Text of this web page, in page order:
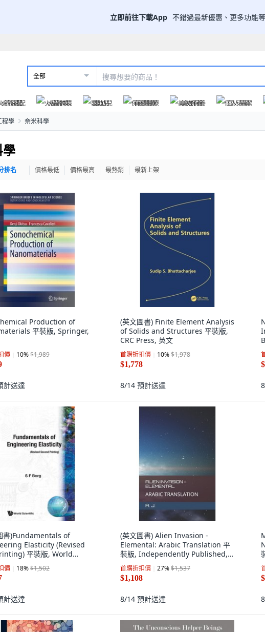
立即前往下載App 不錯過最新優惠、更多功能等
全部
火箭速配 火箭跨境 嬰幼兒 保健醫療 美妝保養 個人清潔
程學 奈米科學
排名 價格最低 價格最高 最熱銷 最新上架
Production of
平裝版, Springer,
價 10%$1,989
計送達
(英文圖書) Finite Element Analysis
of Solids and Structures 平裝版,
CRC Press, 英文
首購折扣價 10%$1,978
$1,778
8/14 預計送達
書)Fundamentals of
Elasticity (Revised
平裝版, World
Publishing..., 英文
價 18%$1,502
計送達
(英文圖書) Alien Invasion -
Elemental: Arabic Translation 平
裝版, Independently Published,
英文
首購折扣價 27%$1,537
$1,108
8/14 預計送達